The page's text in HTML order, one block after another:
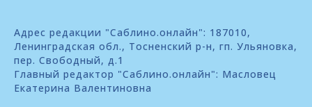
Адрес редакции "Саблино.онлайн": 187010,
Ленинградская обл., Тосненский р-н, гп. Ульяновка,
пер. Свободный, д.1
Главный редактор "Саблино.онлайн": Масловец
Екатерина Валентиновна